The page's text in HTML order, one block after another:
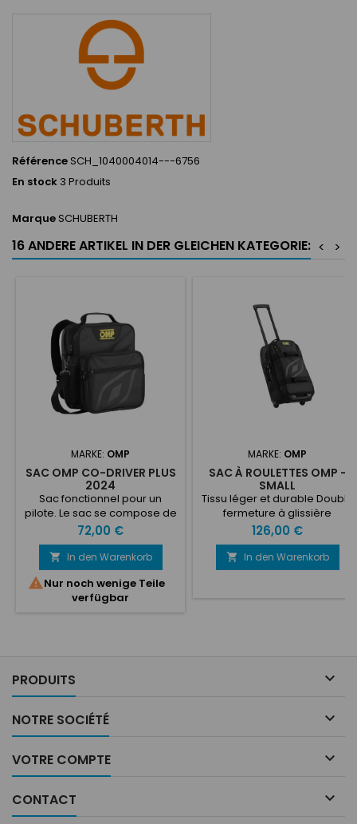
Référence SCH_1040004014---6756
En stock 3 Produits
Marque SCHUBERTH
16 ANDERE ARTIKEL IN DER GLEICHEN KATEGORIE: >
<
MARKE: OMP
SAC OMP CO-DRIVER PLUS
2024
Sac fonctionnel pour un
pilote. Le sac se compose de
deux parties : une plus
grande avec un grand
compartiment et une plus
petite mallette attachée par
une fermeture à glissière.
Dimensions : 40 x 34 x 20 cm
Preis
72,00 €
 In den Warenkorb
Nur noch wenige Teile
verfügbar
MARKE: OMP
SAC À ROULETTES OMP -
SMALL
Tissu léger et durable Double
fermeture à glissière
compatible avec les
cadenas Roues de
chargement résistantes
Poignée double à l'avant et
augmenter la capacité
Preis
126,00 €
 In den Warenkorb
PRODUITS 
NOTRE SOCIÉTÉ 
VOTRE COMPTE 
CONTACT 